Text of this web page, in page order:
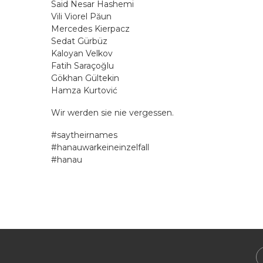
Said Nesar Hashemi
Vili Viorel Păun
Mercedes Kierpacz
Sedat Gürbüz
Kaloyan Velkov
Fatih Saraçoğlu
Gökhan Gültekin
Hamza Kurtović
Wir werden sie nie vergessen.
#saytheirnames
#hanauwarkeineinzelfall
#hanau